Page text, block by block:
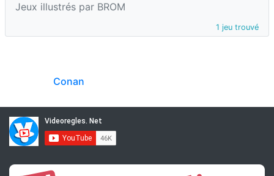
Jeux illustrés par BROM
1 jeu trouvé
Conan